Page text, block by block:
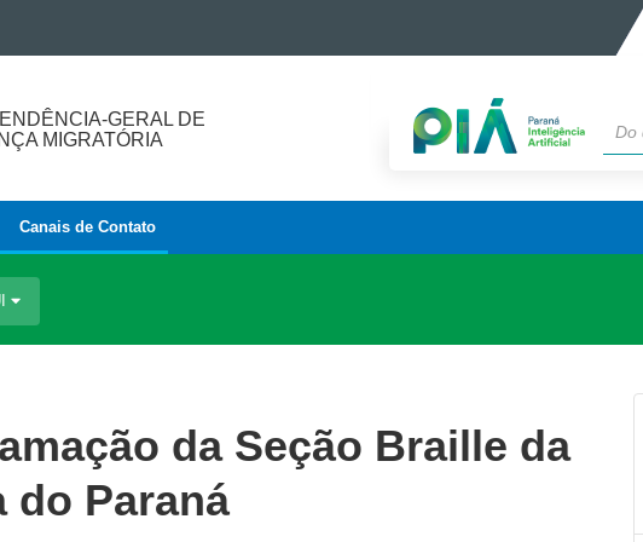
GERAL DE
MIGRATÓRIA
Canais de Contato
da Seção Braille da
do Paraná